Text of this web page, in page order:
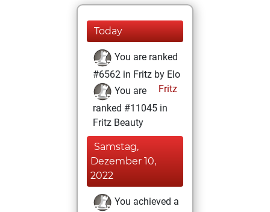
Today
You are ranked
#6562 in Fritz by Elo
Fritz
You are
ranked #11045 in
Fritz Beauty
Samstag,
Dezember 10,
2022
You achieved a